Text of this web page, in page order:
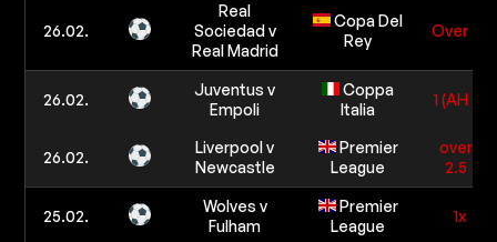
26.02.
Real
Sociedad v
Real Madrid
Copa Del
Rey
Over 2
26.02.
Juventus v
Empoli
Coppa
Italia
1 (AH -1)
26.02.
Liverpool v
Newcastle
Premier
League
over
2.5
25.02.
Wolves v
Fulham
Premier
League
1x